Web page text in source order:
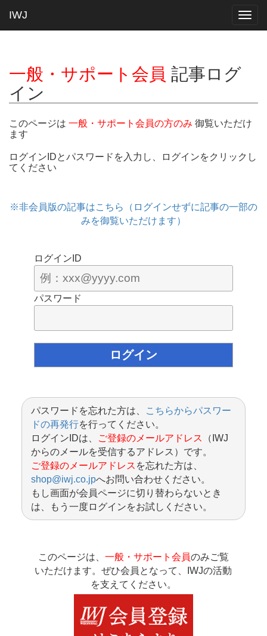
IWJ
一般・サポート会員 記事ログ
イン
このページは 一般・サポート会員の方のみ 御覧いただけ
ます
ログインIDとパスワードを入力し、ログインをクリックし
てください
※非会員版の記事はこちら（ログインせずに記事の一部の
みを御覧いただけます）
ログインID
パスワード
パスワードを忘れた方は、
こちらからパスワー
ドの再発行を行ってください。
ログインIDは、
ご登録のメールアドレス
（IWJ
からのメールを受信するアドレス）です。
ご登録のメールアドレス を忘れた方は、
shop@iwj.co.jpへお問い合わせください。
もし画面が会員ページに切り替わらないとき
は、もう一度ログインをお試しください。
このページは、 一般・サポート会員のみご覧
いただけます。ぜひ会員となって、IWJの活動
を支えてください。